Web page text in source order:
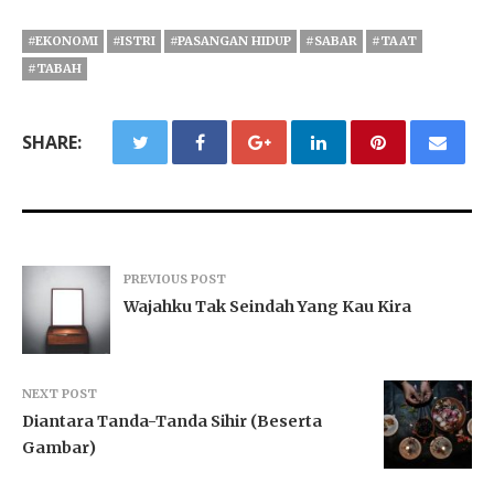
#EKONOMI #ISTRI #PASANGAN HIDUP #SABAR
#TAAT
#TABAH
SHARE:
PREVIOUS POST
Wajahku Tak Seindah Yang Kau Kira
NEXT POST
Diantara Tanda-Tanda Sihir (Beserta
Gambar)